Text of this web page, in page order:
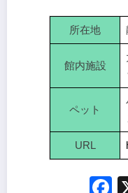
所在地
館内施設
ペット
URL